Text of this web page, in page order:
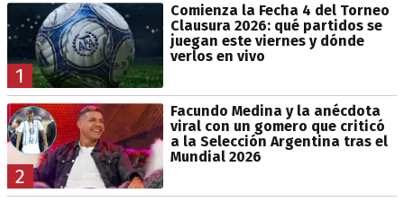
1
Comienza la Fecha 4 del Torneo
Clausura 2026: qué partidos se
juegan este viernes y dónde
verlos en vivo
2
Facundo Medina y la anécdota
viral con un gomero que criticó
a la Selección Argentina tras el
Mundial 2026